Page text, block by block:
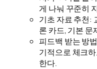
게 나눠 꾸준히
기초 자료 추천:
론 카드, 기본 문
피드백 받는 방
기적으로 체크
한다.